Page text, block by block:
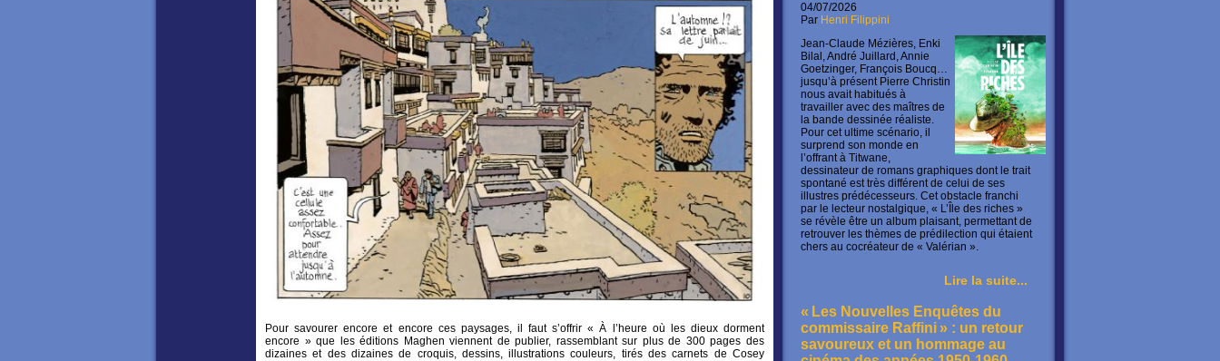
04/07/2026
Par Henri Filippini
Jean-Claude Mézières, Enki
Bilal, André Juillard, Annie
Goetzinger, François Boucq…
jusqu’à présent Pierre Christin
nous avait habitués à
travailler avec des maîtres de
la bande dessinée réaliste.
Pour cet ultime scénario, il
surprend son monde en
l’offrant à Titwane,
dessinateur de romans graphiques dont le trait
spontané est très différent de celui de ses
illustres prédécesseurs. Cet obstacle franchi
par le lecteur nostalgique, « L’Île des riches »
se révèle être un album plaisant, permettant de
retrouver les thèmes de prédilection qui étaient
chers au cocréateur de « Valérian ».
Lire la suite...
« Les Nouvelles Enquêtes du
commissaire Raffini » : un retour
savoureux et un hommage au
Pour savourer encore et encore ces paysages, il faut s’offrir « À l’heure où les dieux dorment
encore » que les éditions Maghen viennent de publier, rassemblant sur plus de 300 pages des
dizaines et des dizaines de croquis, dessins, illustrations couleurs, tirés des carnets de Cosey